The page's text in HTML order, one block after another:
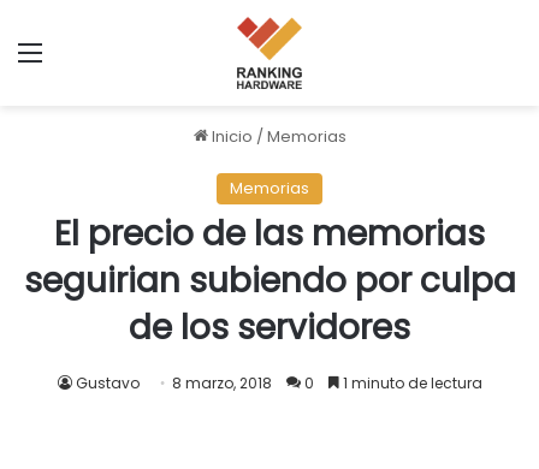
Inicio /Memorias
Memorias
El precio de las memorias
seguirian subiendo por culpa
de los servidores
Gustavo 8 marzo, 2018 0 1 minuto de lectura